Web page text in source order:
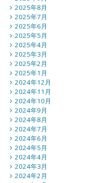
2025年8月
2025年7月
2025年6月
2025年5月
2025年4月
2025年3月
2025年2月
2025年1月
2024年12月
2024年11月
2024年10月
2024年9月
2024年8月
2024年7月
2024年6月
2024年5月
2024年4月
2024年3月
2024年2月